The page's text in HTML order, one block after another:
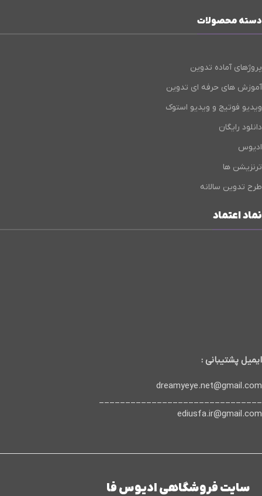
دسته محصولات
پروژهای آماده تدوین
آموزش های حرفه ای تدوین
ویدیو فوتیج و ویدیو استوک
دانلود رایگان
ادیوس
ترنزیشن ها
طرح تدوین سالانه
نماد اعتماد
ایمیل پشتیبانی :
dreamyeye.net@gmail.com
_______________________________
ediusfa.ir@gmail.com
سایت فروشگاهی ادیوس فا